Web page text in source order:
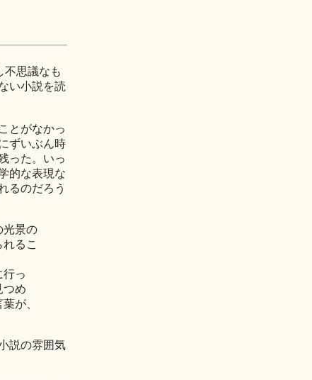
不思議なも
い小説を読
とがなかっ
ずいぶん時
った。いっ
的な表現な
るのだろう
光景の
るこ
っ
つめ
が、
説の雰囲気